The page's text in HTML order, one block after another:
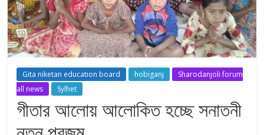
Gita niketan education board hobiganj
Sharodanjoli forum
all news
Sylhet
গীতার আলোয় আলোকিত হচ্ছে সনাতনী